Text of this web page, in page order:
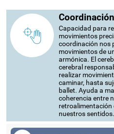
Coordinación
Capacidad para
movimientos
coordinación nos
movimientos de
armónica. El
cerebral
realizar
caminar, hasta
ballet. Ayuda a
coherencia entre
retroalimentación
nuestros sentidos.